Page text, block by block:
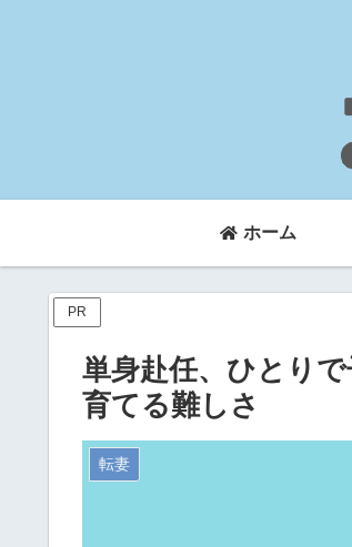
ホーム
PR
単身赴任、ひとり
育てる難しさ
転妻